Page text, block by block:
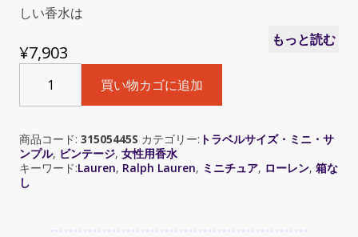
しい香水は
もっと読む
¥7,903
Lauren
Lauren
ル
フ
ロ
買い物カゴに追加
商品コード: 31505445S カテゴリー: トラベルサイズ・ミニ・サ
ンプル, ビンテージ, 女性用香水
キーワード:Lauren, Ralph Lauren, ミニチュア, ローレン, 箱な
し